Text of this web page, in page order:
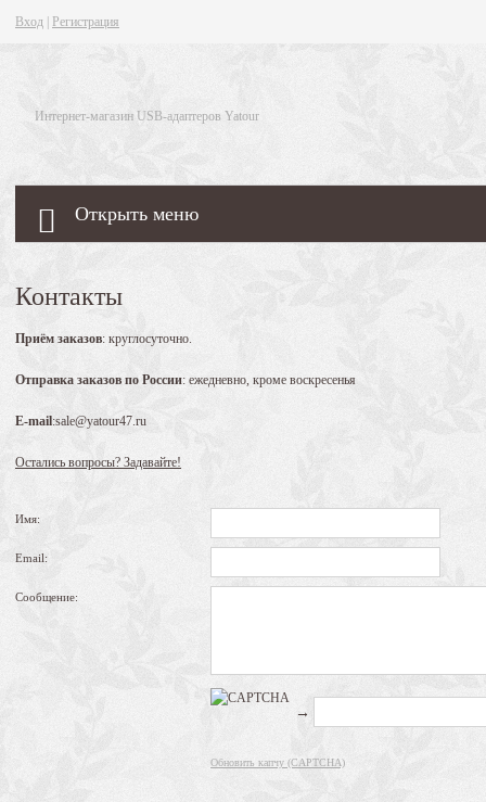
Вход Регистрация
Интернет-магазин USB-адаптеров Yatour
Открыть меню
Контакты
Приём заказов: круглосуточно.
Отправка заказов по России: ежедневно, кроме воскресенья
E-mail:sale@yatour47.ru
Остались вопросы? Задавайте!
Имя:
Email:
Сообщение:
→
Обновить капчу (CAPTCHA)